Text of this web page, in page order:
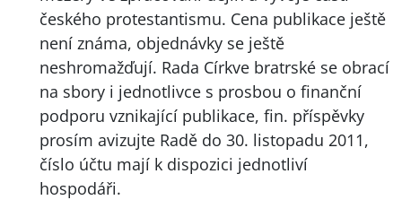
českého protestantismu. Cena publikace ještě
není známa, objednávky se ještě
neshromažďují. Rada Církve bratrské se obrací
na sbory i jednotlivce s prosbou o finanční
podporu vznikající publikace, fin. příspěvky
prosím avizujte Radě do 30. listopadu 2011,
číslo účtu mají k dispozici jednotliví
hospodáři.